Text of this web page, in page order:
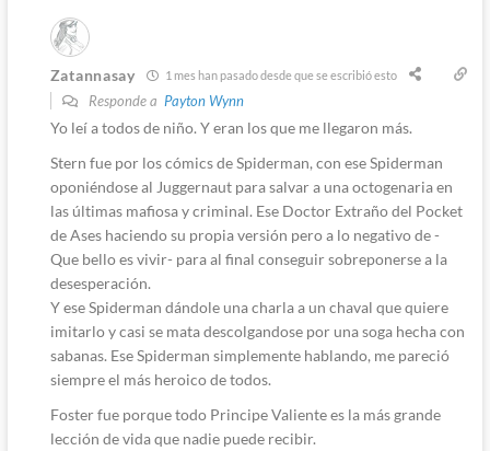
Zatannasay 1 mes han pasado desde que se escribió esto
Responde a Payton Wynn
Yo leí a todos de niño. Y eran los que me llegaron más.
Stern fue por los cómics de Spiderman, con ese Spiderman
oponiéndose al Juggernaut para salvar a una octogenaria en
las últimas mafiosa y criminal. Ese Doctor Extraño del Pocket
de Ases haciendo su propia versión pero a lo negativo de -
Que bello es vivir- para al final conseguir sobreponerse a la
desesperación.
Y ese Spiderman dándole una charla a un chaval que quiere
imitarlo y casi se mata descolgandose por una soga hecha con
sabanas. Ese Spiderman simplemente hablando, me pareció
siempre el más heroico de todos.
Foster fue porque todo Principe Valiente es la más grande
lección de vida que nadie puede recibir.